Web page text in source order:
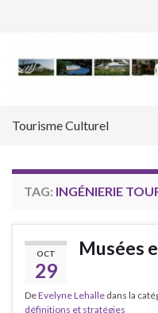
Tourisme Culturel
TAG: INGÉNIERIE
OCT
29
Musées
DeEvelyne Lehalle dans la
définitions et stratégies